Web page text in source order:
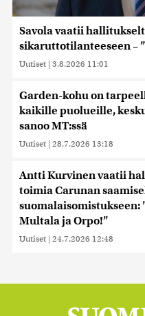
Savola vaatii
sikaruttotilanteeseen –
Uutiset | 3.8.2026 11:01
Garden-kohu on
kaikille puolueille,
sanoo MT:ssä
Uutiset | 28.7.2026 13:18
Antti Kurvinen vaatii
toimia Carunan
suomalaisomistukseen:
Multala ja Orpo!”
Uutiset | 24.7.2026 12:48